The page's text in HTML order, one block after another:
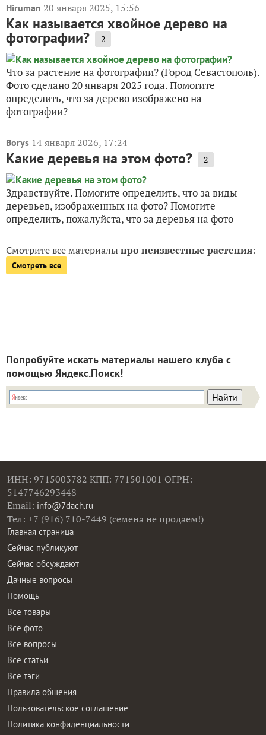
Hiruman 20 января 2025, 15:56
Как называется хвойное дерево на
фотографии? 2
Что за растение на фотографии? (Город Севастополь).
Фото сделано 20 января 2025 года. Помогите
определить, что за дерево изображено на
фотографии?
Borys 14 января 2026, 17:24
Какие деревья на этом фото? 2
Здравствуйте. Помогите определить, что за виды
деревьев, изображенных на фото? Помогите
определить, пожалуйста, что за деревья на фото
Смотрите все материалыпро неизвестные растения:
Смотреть все
Попробуйте искать материалы нашего клуба с
помощью Яндекс.Поиск!
ИНН: 9715003782 КПП: 771501001 ОГРН:
5147746293448
Email: info@7dach.ru
Тел: +7 (916) 710-7449 (семена не продаем!)
Главная страница
Сейчас публикуют
Сейчас обсуждают
Дачные вопросы
Помощь
Все товары
Все фото
Все вопросы
Все статьи
Все тэги
Правила общения
Пользовательское соглашение
Политика конфиденциальности